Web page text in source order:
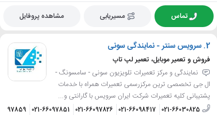
تماس مسیریابی مشاهده پروفایل
2. سرویس سنتر - نمایندگی سونی
فروش و تعمیر موبایل، تعمیر لپ تاپ
نمایندگی و مرکز تعمیرات تلویزیون سونی - سامسونگ -
ال جی تخصصی ترین مرکزرسمی تعمیرات همراه با خدمات
پشتیبانی کلیه تعمیرات شرکت ایران سرویس با گارانتی و...
021-66030825
021-66098417
021-66097826
021-66097851